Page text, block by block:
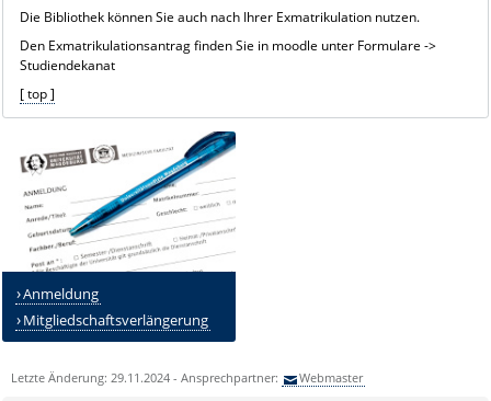
Die Bibliothek können Sie auch nach Ihrer Exmatrikulation nutzen.
Den Exmatrikulationsantrag finden Sie in moodle unter Formulare ->
Studiendekanat
[ top ]
Anmeldung
Mitgliedschaftsverlängerung
Letzte Änderung: 29.11.2024 - Ansprechpartner: Webmaster